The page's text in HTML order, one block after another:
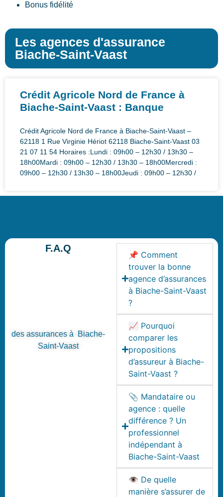
Bonus fidélité
Les agences d'assurance
Biache-Saint-Vaast
Crédit Agricole Nord de France à
Biache-Saint-Vaast : Banque
Crédit Agricole Nord de France à Biache-Saint-Vaast –
62118 1 Rue Virginie Hériot 62118 Biache-Saint-Vaast 03
21 07 11 54 Horaires :Lundi : 09h00 – 12h30 / 13h30 –
18h00Mardi : 09h00 – 12h30 / 13h30 – 18h00Mercredi :
09h00 – 12h30 / 13h30 – 18h00Jeudi : 09h00 – 12h30 /
F.A.Q
des assurances à Biache-
Saint-Vaast
📌 Comment
trouver la bonne
agence d’assurances
à Biache-Saint-Vaast
?
📈 Pourquoi
comparer les
propositions
d’assureur à Biache-
Saint-Vaast ?
📎 Mandataire ou
agence : quelle
différence ? Un
professionnel
indépendant à
Biache-Saint-Vaast
👁️ De quelle
manière s’assurer de